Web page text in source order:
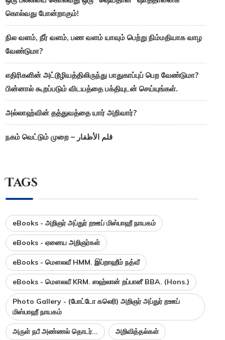
கொல்வது போன்றாகும்!
நில வளம், நீர் வளம், பண வளம் யாவும் பெற்று நிம்மதியாக வாழ
வேண்டுமா?
எதிரிகளின் அட்டூழியத்திலிருந்து பாதுகாப்புப் பெற வேண்டுமா?
பின்னால் கூறப்படும் விடயத்தை பக்தியுடன் செய்யுங்கள்.
அல்லாஹ்வின் தத்துவத்தை யார் அறிவார்?
நகம் வெட்டும் முறை – قلم الأظفار
Tags
eBooks - அறிஞர் அப்துர் றஊப் மிஸ்பாஹீ நாயகம்
eBooks - ஏனைய அறிஞர்கள்
eBooks - மௌலவீ HMM. இப்றாஹீம் நத்வீ
eBooks - மௌலவீ KRM. ஸஹ்லான் றப்பானீ BBA. (Hons.)
Photo Gallery - (போட்டோ கலெரி) அறிஞர் அப்துர் றஊப்
மிஸ்பாஹீ நாயகம்
அருள் நபீ அண்ணல் தொடர்... அறிவித்தல்கள்